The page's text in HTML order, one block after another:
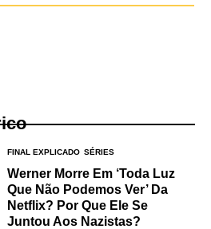
FINAL EXPLICADO SÉRIES
Werner Morre Em ‘Toda Luz
Que Não Podemos Ver’ Da
Netflix? Por Que Ele Se
Juntou Aos Nazistas?